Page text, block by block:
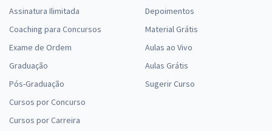
TJ CE - Tribunal de Justiça do Estado do Ceará - Conhecimentos
Específicos para o Cargo: Analista Judiciário – Área Apoio
Especializado – Especialidade Ciência da Computação – Área
17,32
Assinatura Ilimitada
Coaching para Concursos
Exame de Ordem
Graduação
Pós-Graduação
Cursos por Concurso
Cursos por Carreira
Depoimentos
Material Grátis
Aulas ao Vivo
Aulas Grátis
Sugerir Curso